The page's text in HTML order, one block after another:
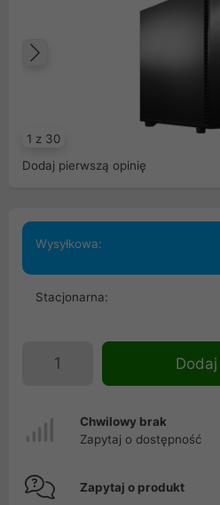
1 z 30
Poprzedni
Dodaj pierwszą opinię
Wysyłkowa:
Stacjonarna:
Chwilowy brak
Zapytaj o dostępność
Zapytaj o produkt